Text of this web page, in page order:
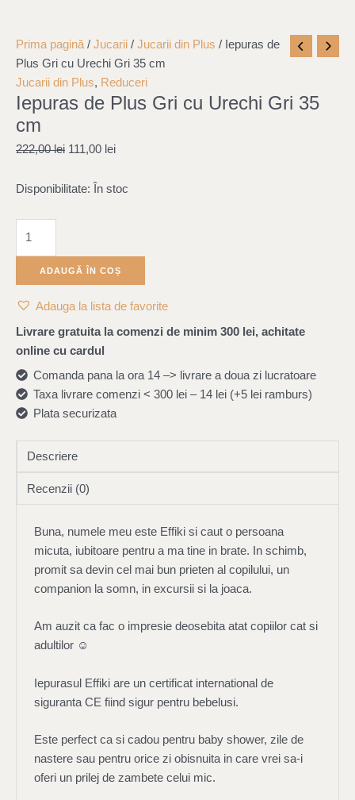
Prima pagină / Jucarii / Jucarii din Plus / Iepuras de
Plus Gri cu Urechi Gri 35 cm
Jucarii din Plus, Reduceri
Iepuras de Plus Gri cu Urechi Gri 35
cm
222,00lei
Original
price
was:
222,00 lei.
111,00 lei
Current
price
is:
111,00 lei.
Disponibilitate: În stoc
Cantitate
Iepuras
de
Plus
Gri
Urechi
35
ADAUGĂ ÎN COȘ
Adauga la lista de favorite
Livrare gratuita la comenzi de minim 300 lei, achitate
online cu cardul
Comanda pana la ora 14 –> livrare a doua zi lucratoare
Taxa livrare comenzi < 300 lei – 14 lei (+5 lei ramburs)
Plata securizata
Descriere
Recenzii (0)
Buna, numele meu este Effiki si caut o persoana
micuta, iubitoare pentru a ma tine in brate. In schimb,
promit sa devin cel mai bun prieten al copilului, un
companion la somn, in excursii si la joaca.
Am auzit ca fac o impresie deosebita atat copiilor cat si
adultilor ☺
Iepurasul Effiki are un certificat international de
siguranta CE fiind sigur pentru bebelusi.
Este perfect ca si cadou pentru baby shower, zile de
nastere sau pentru orice zi obisnuita in care vrei sa-i
oferi un prilej de zambete celui mic.